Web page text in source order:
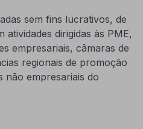
sem fins lucrativos, de
dirigidas às PME,
empresariais, câmaras de
regionais de promoção
não empresariais do